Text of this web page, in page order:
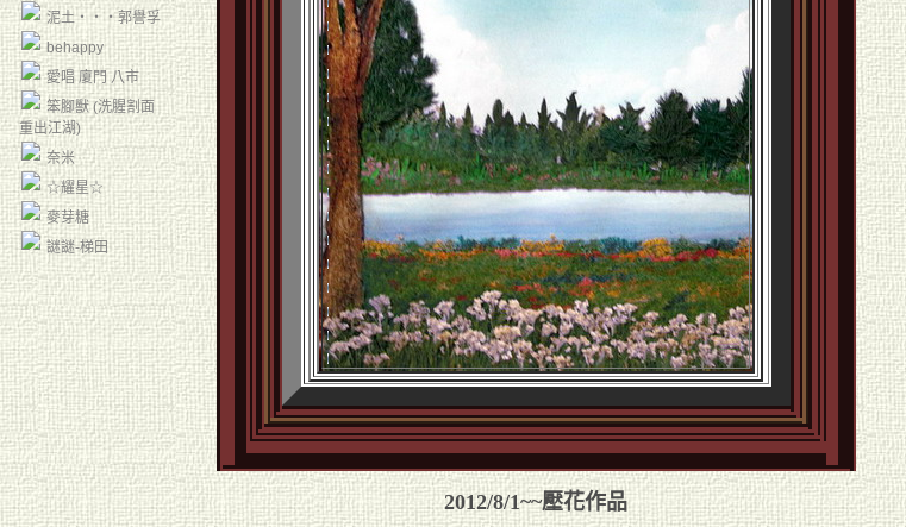
泥土‧‧‧郭譽孚
behappy
愛唱 廈門 八市
笨腳獸 (洗腥割面
重出江湖)
奈米
☆耀星☆
麥芽糖
謎謎-梯田
2012/8/1~~壓花作品